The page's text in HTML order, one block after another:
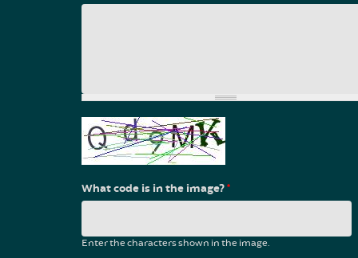
What code is in the image?*
Enter the characters shown in the image.